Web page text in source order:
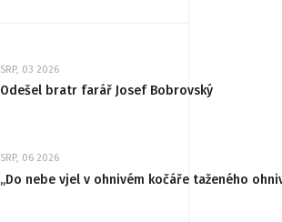
SRP, 03 2026
Odešel bratr farář Josef Bobrovský
SRP, 06 2026
„Do nebe vjel v ohnivém kočáře taženého